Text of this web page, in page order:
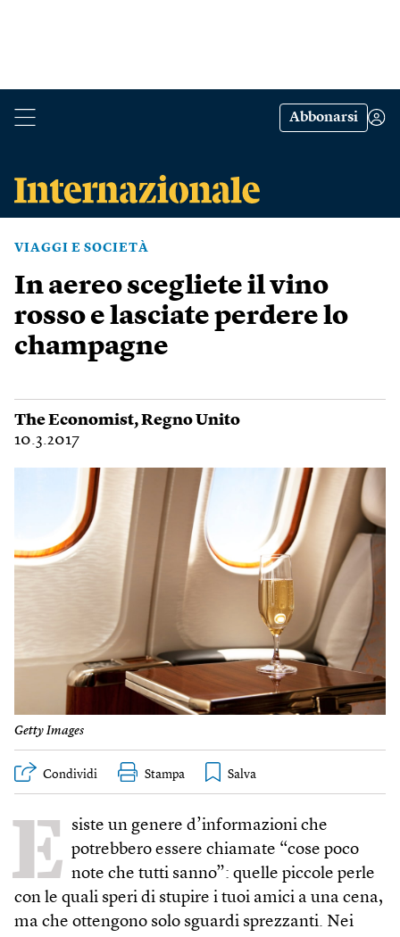
Abbonarsi
VIAGGI E SOCIETÀ
In aereo scegliete il vino
rosso e lasciate perdere lo
champagne
The Economist,Regno Unito
10.3.2017
Getty Images
Condividi Stampa
E siste un genere d’informazioni che
potrebbero essere chiamate “cose poco
note che tutti sanno”: quelle piccole perle
con le quali speri di stupire i tuoi amici a una cena,
ma che ottengono solo sguardi sprezzanti. Nei